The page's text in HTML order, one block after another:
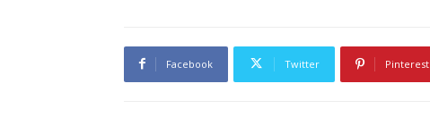
Facebook Twitter Pinterest